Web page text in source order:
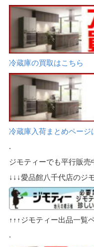
冷蔵庫の買取はこちら
冷蔵庫入荷まとめページ
.
ジモティーでも平行販売
↓↓↓愛品館八千代店のジ
↑↑↑ジモティー出品一覧
.